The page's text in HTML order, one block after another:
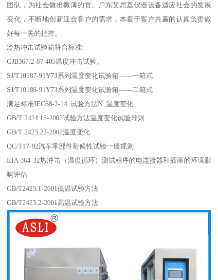
团队，为社会做出微薄的贡。广东艾思荔仪器设备适应社会的发展
变化，不断地创新迎合客户的需求，本着于客户共赢的认真负责做
好每一关的把控。
冷热冲击试验箱符合标准:
GJB367.2-87 405温度冲击试验。
SJ/T10187-91Y73系列温度变化试验箱——一箱式
SJ/T10186-91Y73系列温度变化试验箱——二箱式
满足标准IEC68-2-14_试验方法N_温度变化
GB/T 2424.13-2002试验方法温度变化试验导则
GB/T 2423.22-2002温度变化
QC/T17-92汽车零部件耐候性试验一般规则
EIA 364-32热冲击（温度循环）测试程序的电连接器和插座的环境影
响评估
GB/T2423.1-2001低温试验方法
GB/T2423.2-2001高温试验方法